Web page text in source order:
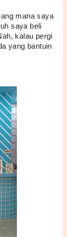
mana saya
saya beli
kalau pergi
yang bantuin